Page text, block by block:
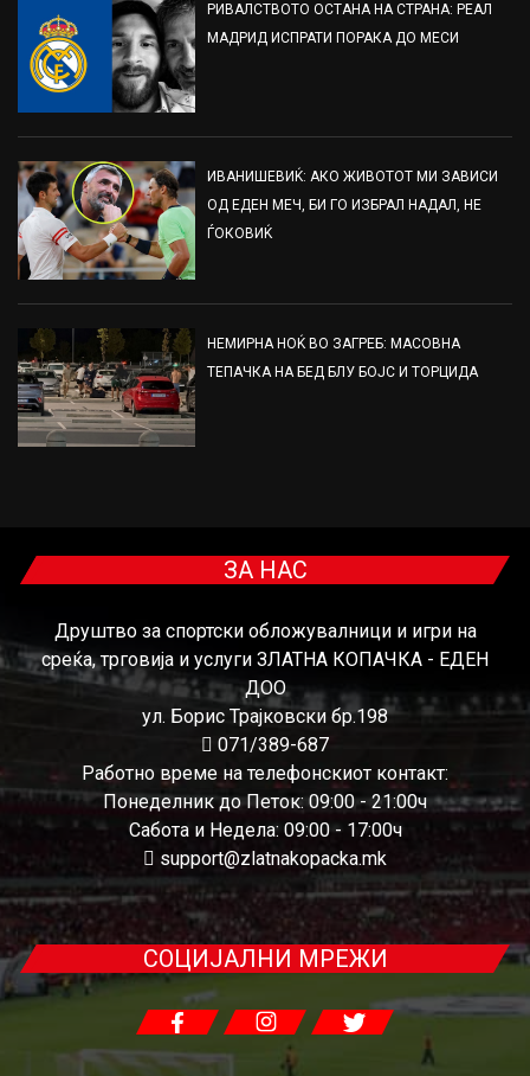
РИВАЛСТВОТО ОСТАНА НА СТРАНА: РЕАЛ
МАДРИД ИСПРАТИ ПОРАКА ДО МЕСИ
ИВАНИШЕВИЌ: АКО ЖИВОТОТ МИ ЗАВИСИ
ОД ЕДЕН МЕЧ, БИ ГО ИЗБРАЛ НАДАЛ, НЕ
ЃОКОВИЌ
НЕМИРНА НОЌ ВО ЗАГРЕБ: МАСОВНА
ТЕПАЧКА НА БЕД БЛУ БОЈС И ТОРЦИДА
ЗА НАС
Друштво за спортски обложувалници и игри на
среќа, трговија и услуги ЗЛАТНА КОПАЧКА - ЕДЕН
ДОО
ул. Борис Трајковски бр.198
071/389-687
Работно време на телефонскиот контакт:
Понеделник до Петок: 09:00 - 21:00ч
Сабота и Недела: 09:00 - 17:00ч
support@zlatnakopacka.mk
СОЦИЈАЛНИ МРЕЖИ